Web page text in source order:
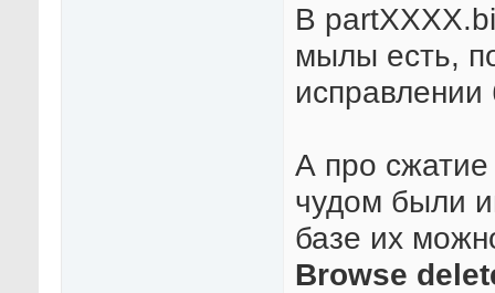
В
мылы есть,
исправлении
А про
чудом были
базе их
Browse